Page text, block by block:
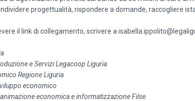
progettualità, rispondere a domande, raccogliere
il link di collegamento, scrivere a
e Servizi Legacoop Liguria
Regione Liguria
economico
economica e informatizzazione Filse